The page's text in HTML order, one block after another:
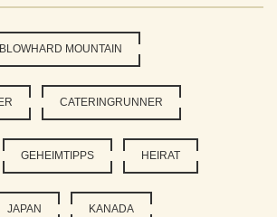
MOUNTAIN
CATERINGRUNNER
GEHEIMTIPPS HEIRAT
JAPAN KANADA